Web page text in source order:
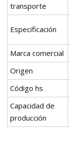
transporte
Especificación
Marca comercial
Origen
Código hs
Capacidad de
producción